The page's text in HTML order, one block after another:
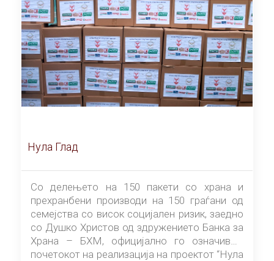
Нула Глад
Со делењето на 150 пакети со храна и
прехранбени производи на 150 граѓани од
семејства со висок социјален ризик, заедно
со Душко Христов од здружението Банка за
Храна – БХМ, официјално го означивме
почетокот на реализација на проектот “Нула